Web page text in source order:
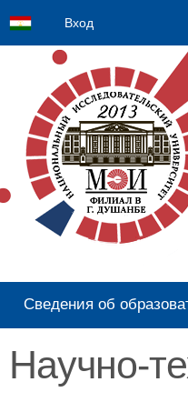
Вход
Сведения об
Научно-